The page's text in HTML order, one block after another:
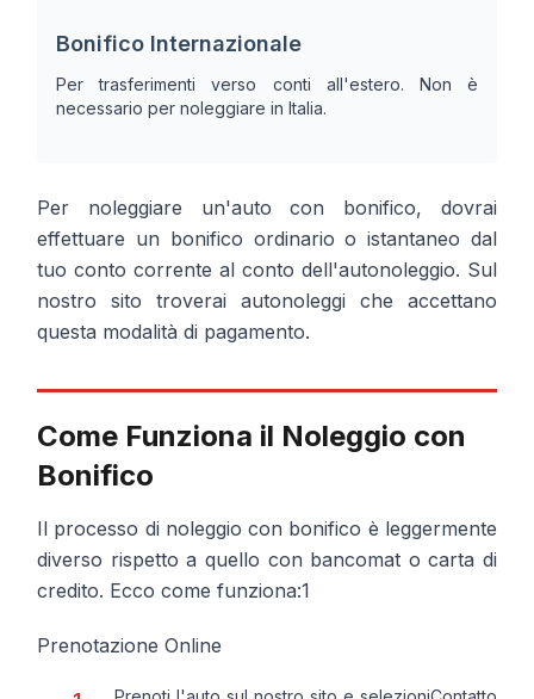
Bonifico Internazionale
Per trasferimenti verso conti all'estero. Non è
necessario per noleggiare in Italia.
Per noleggiare un'auto con bonifico, dovrai
effettuare un bonifico ordinario o istantaneo dal
tuo conto corrente al conto dell'autonoleggio. Sul
nostro sito troverai autonoleggi che accettano
questa modalità di pagamento.
Come Funziona il Noleggio con
Bonifico
Il processo di noleggio con bonifico è leggermente
diverso rispetto a quello con bancomat o carta di
credito. Ecco come funziona:1
Prenotazione Online